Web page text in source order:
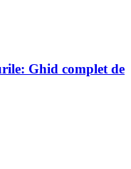
Ghid complet de